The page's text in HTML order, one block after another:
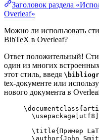
Заголовок раздела
Overleaf»
Можно ли использовать
BibTeX в Overleaf?
Ответ положительный!
один из многих
этот стиль, введя
tex-документе или
нового документа в
\documentclass{
\usepackage
utf8
\title{Пример
\author{John